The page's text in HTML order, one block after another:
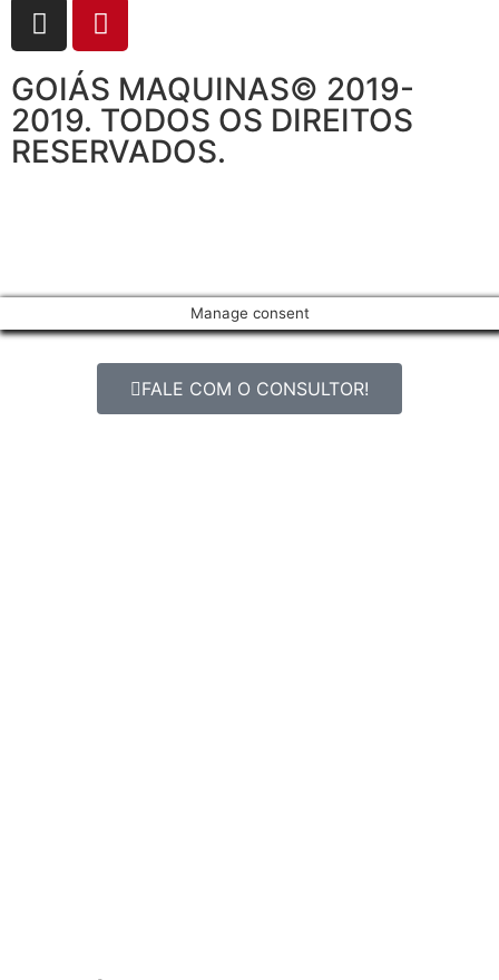
GOIÁS MAQUINAS© 2019-
2019. TODOS OS DIREITOS
RESERVADOS.
Manage consent
FALE COM O CONSULTOR!